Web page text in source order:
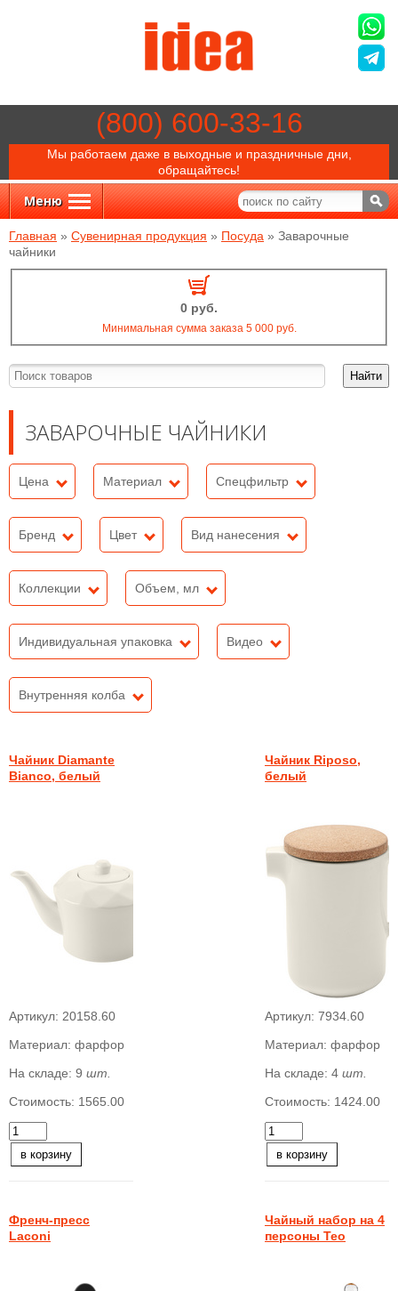
(800) 600-33-16
Мы работаем даже в выходные и праздничные дни,
обращайтесь!
Меню
Главная » Сувенирная продукция » Посуда » Заварочные
чайники
0 руб.
Минимальная сумма заказа 5 000 руб.
Найти
ЗАВАРОЧНЫЕ ЧАЙНИКИ
Цена Материал Спецфильтр
Бренд Цвет Вид нанесения
Коллекции Объем, мл
Индивидуальная упаковка Видео
Внутренняя колба
Чайник Diamante
Bianco, белый
Артикул: 20158.60
Материал: фарфор
На складе: 9 шт.
Стоимость: 1565.00
в корзину
Чайник Riposo,
белый
Артикул: 7934.60
Материал: фарфор
На складе: 4 шт.
Стоимость: 1424.00
в корзину
Френч-пресс
Laconi
Чайный набор на 4
персоны Teo